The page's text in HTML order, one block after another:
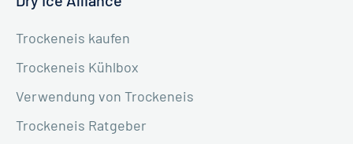
Trockeneis kaufen
Trockeneis Kühlbox
Verwendung von Trockeneis
Trockeneis Ratgeber